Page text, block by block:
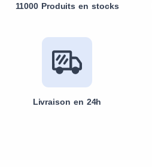
11000 Produits en stocks
Livraison en 24h